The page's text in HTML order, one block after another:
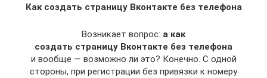
Как создать страницу Вконтакте без телефона
Возникает вопрос: а как
создать страницу Вконтакте без телефона
и вообще — возможно ли это? Конечно. С одной
стороны, при регистрации без привязки к номеру